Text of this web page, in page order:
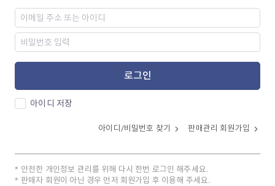
로그인
아이디 저장
아이디/비밀번호 찾기 판매관리 회원가입
안전한 개인정보 관리를 위해 다시 한번 로그인 해주세요.
판매자 회원이 아닌 경우 먼저 회원가입 후 이용해 주세요.